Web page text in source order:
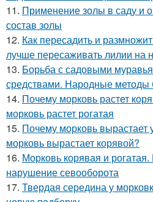
11. Применение золы в саду и
состав золы
12. Как пересадить и
лучше пересаживать лилии на
13. Борьба с садовыми
средствами. Народные
14. Почему морковь растет
морковь растет рогатая
15. Почему морковь вырастает
морковь вырастает корявой?
16. Морковь корявая и
нарушение севооборота
17. Твердая середина у